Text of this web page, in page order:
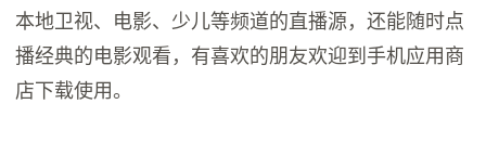
本地卫视、电影、少儿等频道的直播源，还能随时点
播经典的电影观看，有喜欢的朋友欢迎到手机应用商
店下载使用。